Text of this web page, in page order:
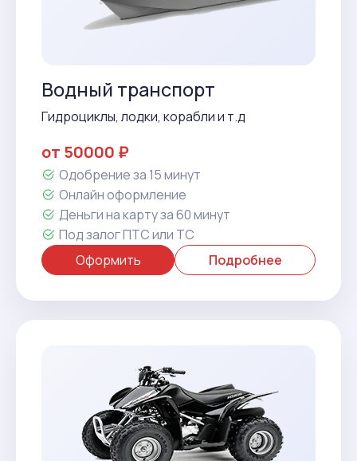
Водный транспорт
Гидроциклы, лодки, корабли и т.д
от 50000 ₽
Одобрение за 15 минут
Онлайн оформление
Деньги на карту за 60 минут
Под залог ПТС или ТС
Оформить
Подробнее